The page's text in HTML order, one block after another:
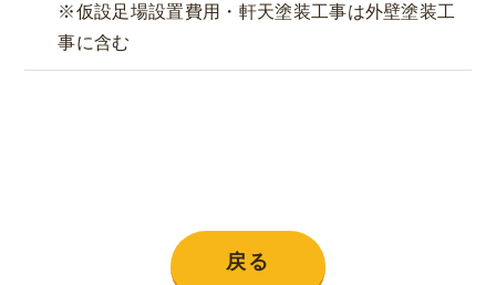
※仮設足場設置費用・軒天塗装工事は外壁塗装工
事に含む
戻る